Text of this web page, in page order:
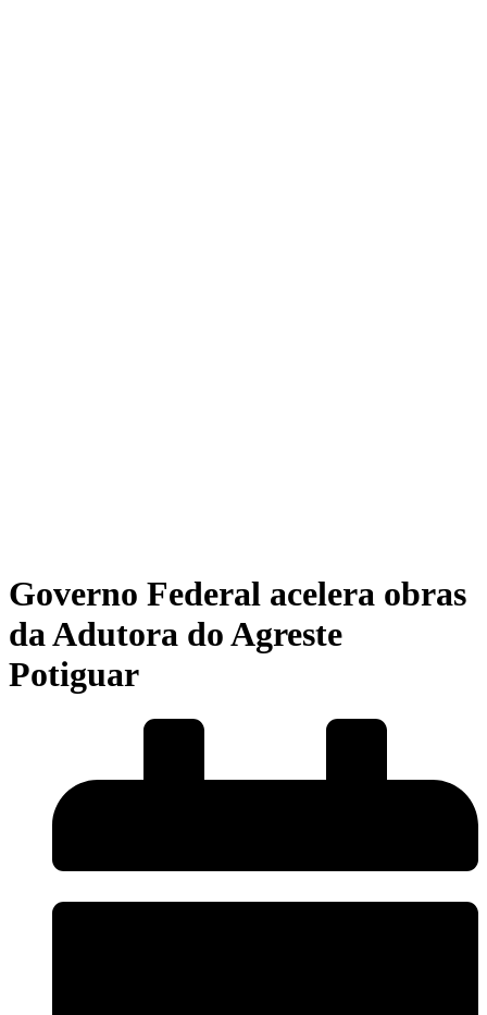
Governo Federal acelera obras
da Adutora do Agreste
Potiguar